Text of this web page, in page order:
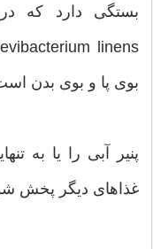
بستگی دارد که
بوی پا و بوی بدن
پنیر آبی را یا به
غذاهای دیگر پخش